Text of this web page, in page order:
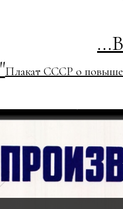
"Плакат СССР о